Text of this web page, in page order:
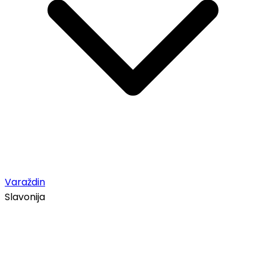
Varaždin
Slavonija